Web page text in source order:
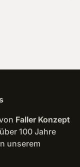
Faller Konzept
100 Jahre
unserem